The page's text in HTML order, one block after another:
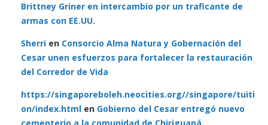
Brittney Griner en intercambio por un traficante de
armas con EE.UU.
Sherri en Consorcio Alma Natura y Gobernación del
Cesar unen esfuerzos para fortalecer la restauración
del Corredor de Vida
https://singaporeboleh.neocities.org//singapore/tuiti
on/index.html en Gobierno del Cesar entregó nuevo